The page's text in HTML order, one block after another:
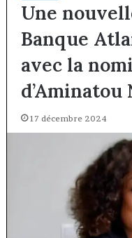
Une
Banque
avec la
d’Aminatou
17 décembre 2024